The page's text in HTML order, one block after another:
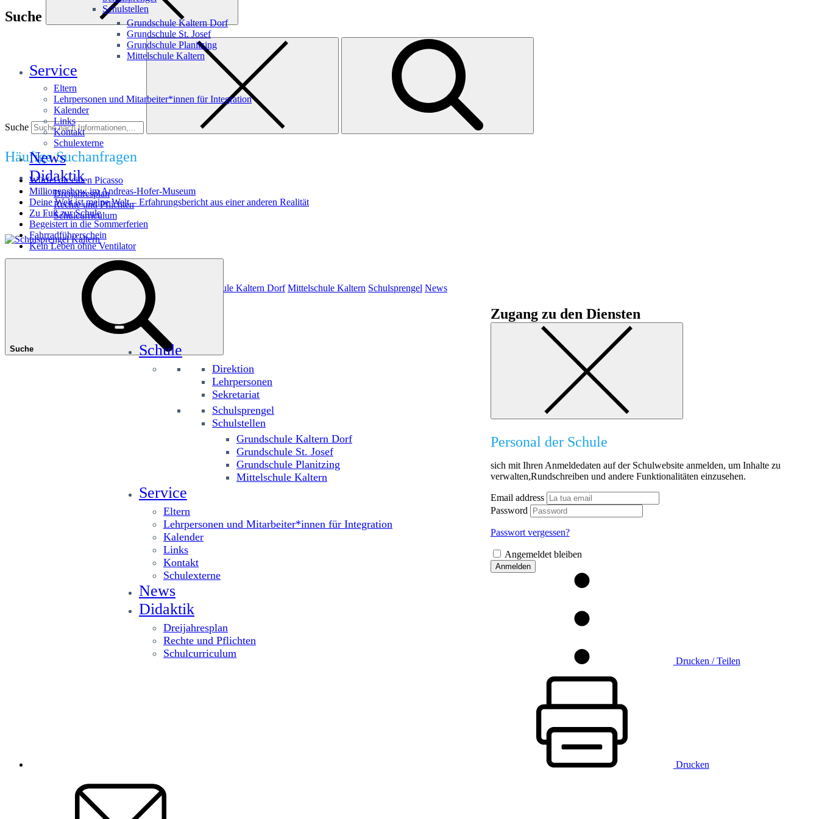
Schulstellen
Grundschule Kaltern Dorf
Grundschule St. Josef
Grundschule Planitzing
Mittelschule Kaltern
Service
Eltern
Lehrpersonen und Mitarbeiter*innen für Integration
Kalender
Links
Kontakt
Schulexterne
News
Didaktik
Dreijahresplan
Rechte und Pflichten
Schulcurriculum
Suche Schule
Direktion
Lehrpersonen
Sekretariat
Schulsprengel
Schulstellen
Grundschule Kaltern Dorf
Grundschule St. Josef
Grundschule Planitzing
Mittelschule Kaltern
Service
Eltern
Lehrpersonen und Mitarbeiter*innen für Integration
Kalender
Links
Kontakt
Schulexterne
News
Didaktik
Dreijahresplan
Rechte und Pflichten
Schulcurriculum
Suche
Suche
Häufige Suchanfragen
Würfel dir einen Picasso
Millionenshow im Andreas-Hofer-Museum
Deine Welt ist meine Welt – Erfahrungsbericht aus einer anderen Realität
Zu Fuß zur Schule
Begeistert in die Sommerferien
Fahrradführerschein
Kein Leben ohne Ventilator
Das könnte Sie interessieren
Grundschule Planitzing Grundschule St. Josef Grundschule Kaltern Dorf Mittelschule Kaltern Schulsprengel News
Zugang zu den Diensten
Personal der Schule
sich mit Ihren Anmeldedaten auf der Schulwebsite anmelden, um Inhalte zu
verwalten,Rundschreiben und andere Funktionalitäten einzusehen.
Email address
Password
Passwort vergessen?
Angemeldet bleiben
Anmelden
Drucken / Teilen
Drucken